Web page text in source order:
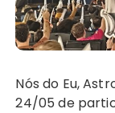
Nós do Eu, Astronauta tivemos o privilégio no dia
24/05 de